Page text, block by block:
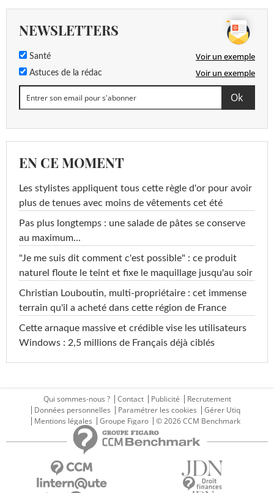
NEWSLETTERS
Santé Voir un exemple
Astuces de la rédac Voir un exemple
EN CE MOMENT
Les stylistes appliquent tous cette règle d'or pour avoir
plus de tenues avec moins de vêtements cet été
Pas plus longtemps : une salade de pâtes se conserve
au maximum...
"Je me suis dit comment c'est possible" : ce produit
naturel floute le teint et fixe le maquillage jusqu'au soir
Christian Louboutin, multi-propriétaire : cet immense
terrain qu'il a acheté dans cette région de France
Cette arnaque massive et crédible vise les utilisateurs
Windows : 2,5 millions de Français déjà ciblés
Qui sommes-nous ? Contact Publicité
Recrutement
Données personnelles
Paramétrer les cookies
Gérer Utiq
Mentions légales
Groupe Figaro © 2026 CCM Benchmark